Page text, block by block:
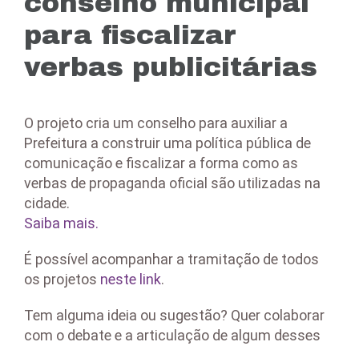
para fiscalizar
verbas publicitárias
O projeto cria um conselho para auxiliar a
Prefeitura a construir uma política pública de
comunicação e fiscalizar a forma como as
verbas de propaganda oficial são utilizadas na
cidade.
Saiba mais.
É possível acompanhar a tramitação de todos
os projetos neste link.
Tem alguma ideia ou sugestão? Quer colaborar
com o debate e a articulação de algum desses